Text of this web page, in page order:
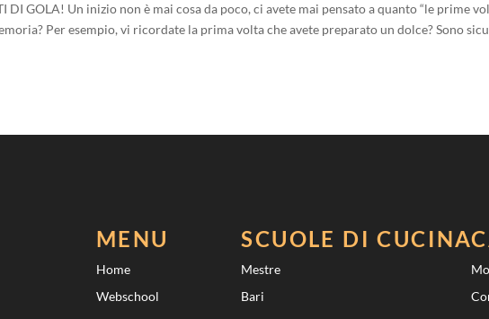
DI GOLA! Un inizio non è mai cosa da poco, ci avete mai pensato a quanto “le prime
Per esempio, vi ricordate la prima volta che avete preparato un dolce? Sono
MENU
Home
Webschool
SCUOLE DI CUCINA
Mestre
Bari